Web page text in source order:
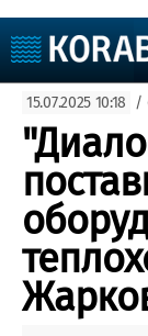
Судоходство
Судоремонт
События
Пресс-релизы
Порты
Рыболовство
ВМФ
Образование
Яхты и катера
Еще
Судостроение
15.07.2025 10:18 /